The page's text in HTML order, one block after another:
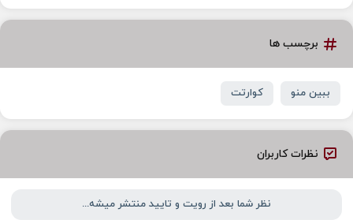
برچسب ها
ببین منو کوارتت
نظرات کاربران
نظر شما بعد از رویت و تایید منتشر میشه...